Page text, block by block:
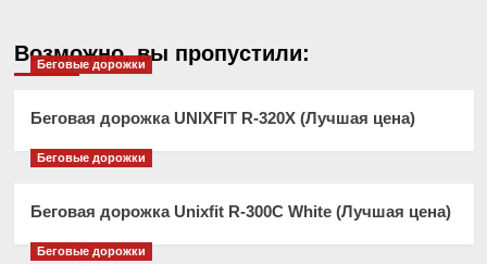
Возможно, вы пропустили:
Беговые дорожки
Беговая дорожка UNIXFIT R-320X (Лучшая цена)
Беговые дорожки
Беговая дорожка Unixfit R-300C White (Лучшая цена)
Беговые дорожки